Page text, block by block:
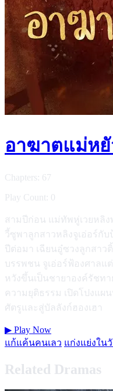
อาฆาตแม่หยั
Chapters: 67
Play Count: 0
สามปีก่อน แม่ทัพหู่เวยหลิง
วี้ซูพาลูกสาวหลิงจูเอ่อร์กับ
ปีต่อมา เฉียนอู๋ซวงลูกสาว
บรรพชน จูเอ่อร์ฟ้องศาลแ
หวังขึ้นเป็นชายาองค์รัชท
ความยุติธรรม เปิดโปงแผ
ศัตรูและสู่บัลลังก์ฮองเฮา
▶ Play Now
แก้แค้นคนเลว แก่งแย่งในวั
Related Dramas